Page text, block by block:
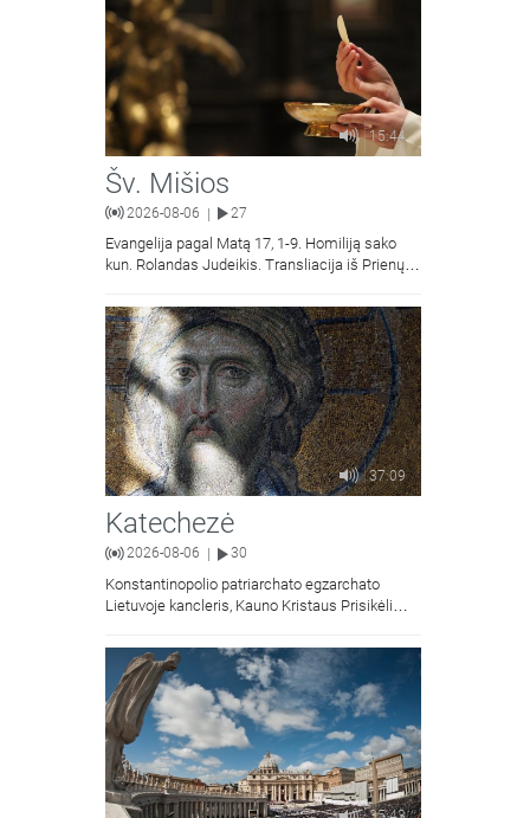
15:44
Šv. Mišios
2026-08-06 | 27
Evangelija pagal Matą 17, 1-9. Homiliją sako
kun. Rolandas Judeikis. Transliacija iš Prienų
37:09
Katechezė
2026-08-06 30
Konstantinopolio patriarchato egzarchato
Lietuvoje kancleris, Kauno Kristaus Prisikėlimo
kunigas Vitalijus Mockus pasakoja apie
Kristaus Atsimainymo šventę.